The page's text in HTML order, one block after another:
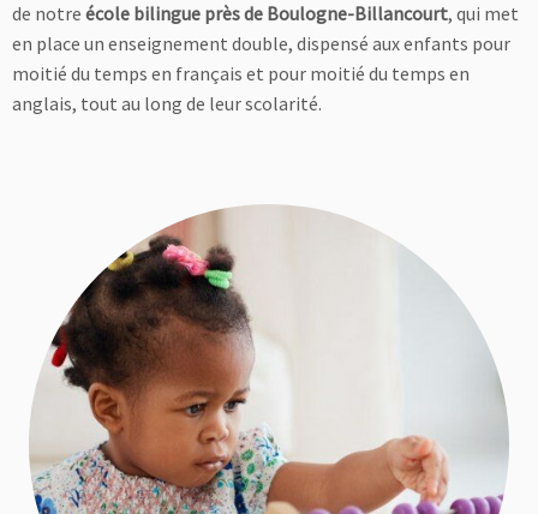
de notre école bilingue près de Boulogne-Billancourt, qui met
en place un enseignement double, dispensé aux enfants pour
moitié du temps en français et pour moitié du temps en
anglais, tout au long de leur scolarité.